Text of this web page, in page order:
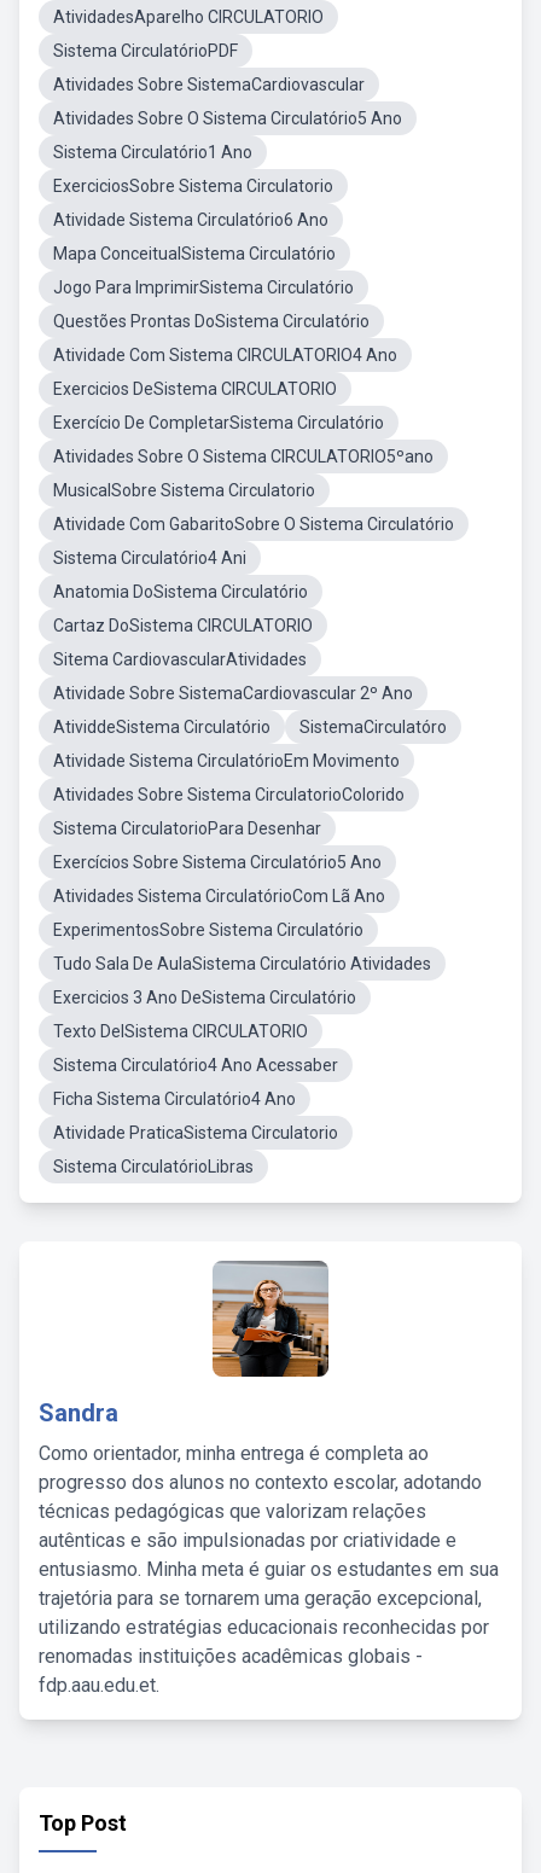
AtividadesAparelho CIRCULATORIO
Sistema CirculatórioPDF
Atividades Sobre SistemaCardiovascular
Atividades Sobre O Sistema Circulatório5 Ano
Sistema Circulatório1 Ano
ExerciciosSobre Sistema Circulatorio
Atividade Sistema Circulatório6 Ano
Mapa ConceitualSistema Circulatório
Jogo Para ImprimirSistema Circulatório
Questões Prontas DoSistema Circulatório
Atividade Com Sistema CIRCULATORIO4 Ano
Exercicios DeSistema CIRCULATORIO
Exercício De CompletarSistema Circulatório
Atividades Sobre O Sistema CIRCULATORIO5ºano
MusicalSobre Sistema Circulatorio
Atividade Com GabaritoSobre O Sistema Circulatório
Sistema Circulatório4 Ani
Anatomia DoSistema Circulatório
Cartaz DoSistema CIRCULATORIO
Sitema CardiovascularAtividades
Atividade Sobre SistemaCardiovascular 2º Ano
AtividdeSistema Circulatório
SistemaCirculatóro
Atividade Sistema CirculatórioEm Movimento
Atividades Sobre Sistema CirculatorioColorido
Sistema CirculatorioPara Desenhar
Exercícios Sobre Sistema Circulatório5 Ano
Atividades Sistema CirculatórioCom Lã Ano
ExperimentosSobre Sistema Circulatório
Tudo Sala De AulaSistema Circulatório Atividades
Exercicios 3 Ano DeSistema Circulatório
Texto DelSistema CIRCULATORIO
Sistema Circulatório4 Ano Acessaber
Ficha Sistema Circulatório4 Ano
Atividade PraticaSistema Circulatorio
Sistema CirculatórioLibras
Sandra
Como orientador, minha entrega é completa ao
progresso dos alunos no contexto escolar, adotando
técnicas pedagógicas que valorizam relações
autênticas e são impulsionadas por criatividade e
entusiasmo. Minha meta é guiar os estudantes em sua
trajetória para se tornarem uma geração excepcional,
utilizando estratégias educacionais reconhecidas por
renomadas instituições acadêmicas globais -
fdp.aau.edu.et.
Top Post